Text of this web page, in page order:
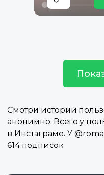
Смотри истории
анонимно. Всего у
в Инстаграме. У
614 подписок